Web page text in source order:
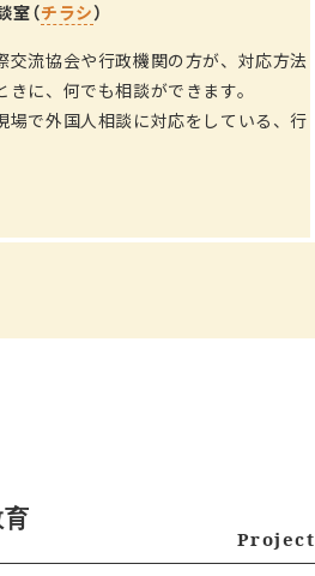
室（チラシ）
交流協会や行政機関の方が、対応方法
に、何でも相談ができます。
場で外国人相談に対応をしている、行
Project